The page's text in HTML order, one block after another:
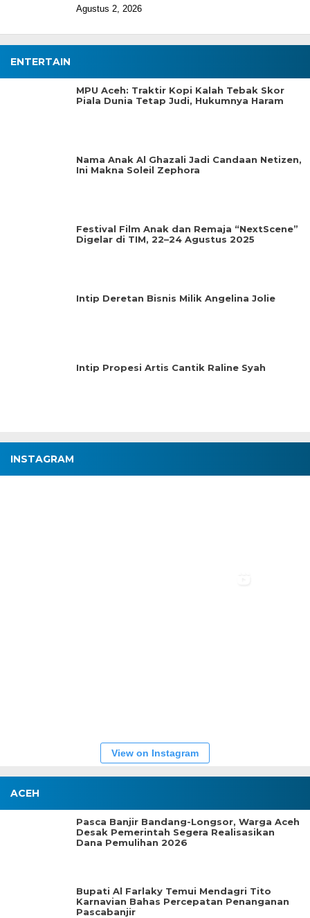
Agustus 2, 2026
ENTERTAIN
MPU Aceh: Traktir Kopi Kalah Tebak Skor
Piala Dunia Tetap Judi, Hukumnya Haram
Nama Anak Al Ghazali Jadi Candaan Netizen,
Ini Makna Soleil Zephora
Festival Film Anak dan Remaja “NextScene”
Digelar di TIM, 22–24 Agustus 2025
Intip Deretan Bisnis Milik Angelina Jolie
Intip Propesi Artis Cantik Raline Syah
INSTAGRAM
View on Instagram
ACEH
Pasca Banjir Bandang-Longsor, Warga Aceh
Desak Pemerintah Segera Realisasikan
Dana Pemulihan 2026
Bupati Al Farlaky Temui Mendagri Tito
Karnavian Bahas Percepatan Penanganan
Pascabanjir